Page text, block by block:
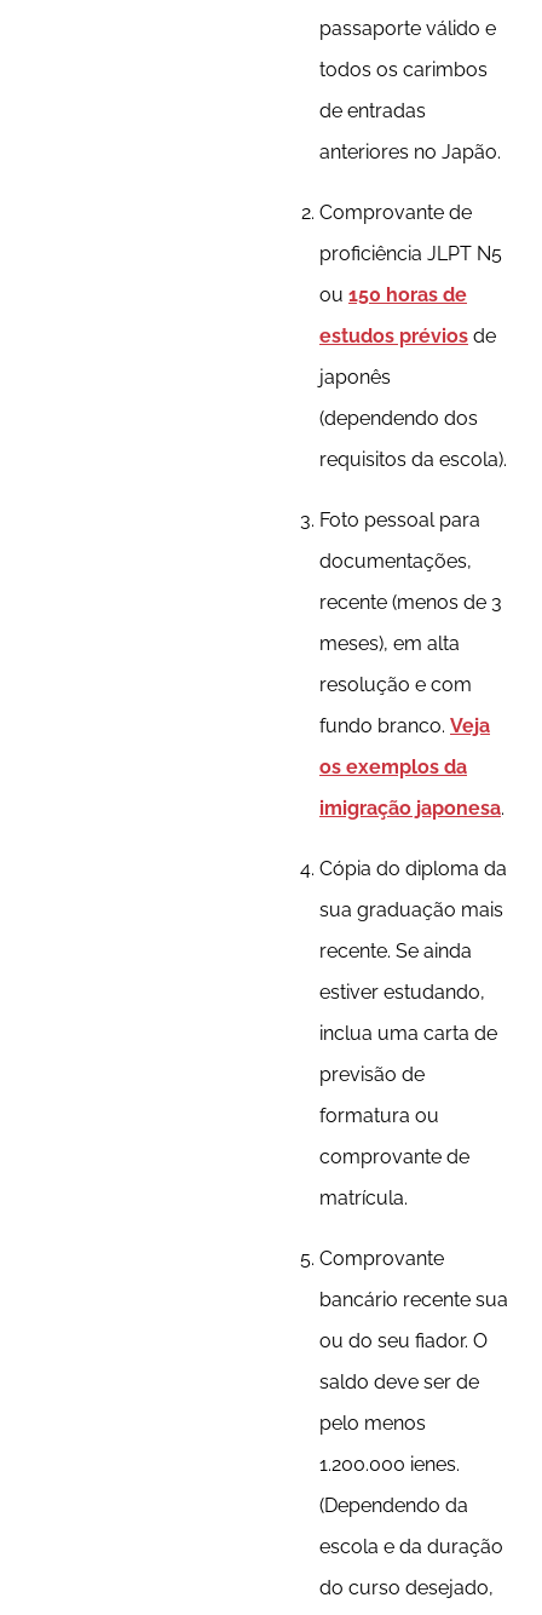
passaporte válido e
todos os carimbos
de entradas
anteriores no Japão.
Comprovante de
proficiência JLPT N5
ou 150 horas de
estudos prévios de
japonês
(dependendo dos
requisitos da escola).
Foto pessoal para
documentações,
recente (menos de 3
meses), em alta
resolução e com
fundo branco. Veja
os exemplos da
imigração japonesa.
Cópia do diploma da
sua graduação mais
recente. Se ainda
estiver estudando,
inclua uma carta de
previsão de
formatura ou
comprovante de
matrícula.
Comprovante
bancário recente sua
ou do seu fiador. O
saldo deve ser de
pelo menos
1.200.000 ienes.
(Dependendo da
escola e da duração
do curso desejado,